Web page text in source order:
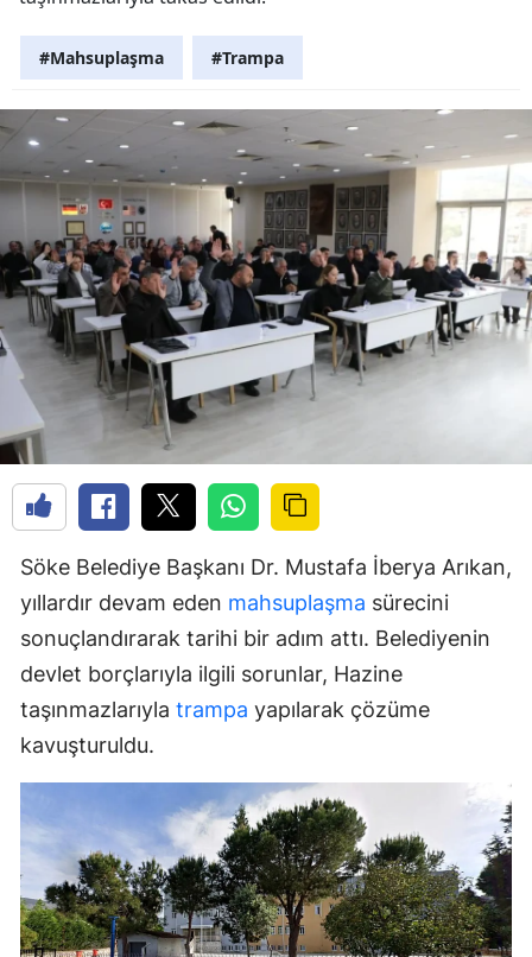
#Mahsuplaşma #Trampa
Söke Belediye Başkanı Dr. Mustafa İberya Arıkan,
yıllardır devam eden mahsuplaşma sürecini
sonuçlandırarak tarihi bir adım attı. Belediyenin
devlet borçlarıyla ilgili sorunlar, Hazine
taşınmazlarıyla trampa yapılarak çözüme
kavuşturuldu.